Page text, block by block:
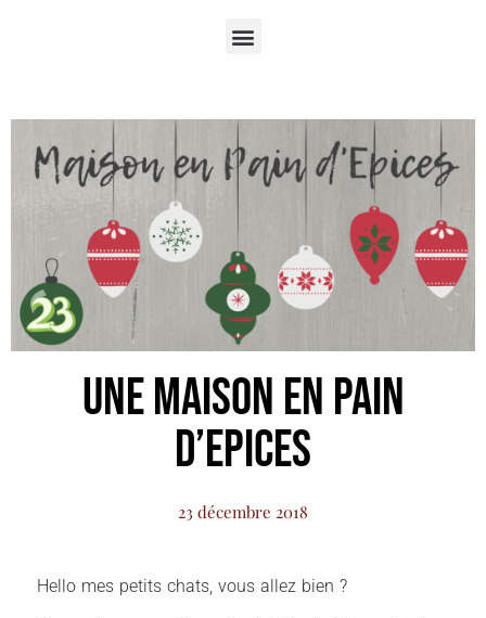
Une Maison en Pain
d’Epices
23 décembre 2018
Hello mes petits chats, vous allez bien ?